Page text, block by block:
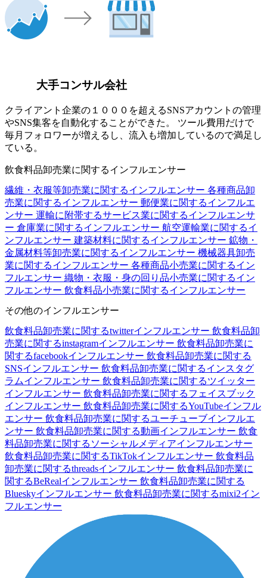
大手コンサル会社
クライアント企業の１０００を超えるSNSアカウントの管理
やSNS集客を自動化することができた。 ツール費用だけで
毎月フォロワーが増えるし、流入も増加しているので満足し
ている。
飲食料品卸売業に関するインフルエンサー
繊維・衣服等卸売業に関するインフルエンサー 各種商品卸
売業に関するインフルエンサー 郵便業に関するインフルエ
ンサー 運輸に附帯するサービス業に関するインフルエンサ
ー 倉庫業に関するインフルエンサー 航空運輸業に関するイ
ンフルエンサー 建築材料に関するインフルエンサー 鉱物・
金属材料等卸売業に関するインフルエンサー 機械器具卸売
業に関するインフルエンサー 各種商品小売業に関するイン
フルエンサー 織物・衣服・身の回り品小売業に関するイン
フルエンサー 飲食料品小売業に関するインフルエンサー
その他のインフルエンサー
飲食料品卸売業に関するtwitterインフルエンサー 飲食料品卸
売業に関するinstagramインフルエンサー 飲食料品卸売業に
関するfacebookインフルエンサー 飲食料品卸売業に関する
SNSインフルエンサー 飲食料品卸売業に関するインスタグ
ラムインフルエンサー 飲食料品卸売業に関するツイッター
インフルエンサー 飲食料品卸売業に関するフェイスブック
インフルエンサー 飲食料品卸売業に関するYouTubeインフル
エンサー 飲食料品卸売業に関するユーチューブインフルエ
ンサー 飲食料品卸売業に関する動画インフルエンサー 飲食
料品卸売業に関するソーシャルメディアインフルエンサー
飲食料品卸売業に関するTikTokインフルエンサー 飲食料品
卸売業に関するthreadsインフルエンサー 飲食料品卸売業に
関するBeRealインフルエンサー 飲食料品卸売業に関する
Blueskyインフルエンサー 飲食料品卸売業に関するmixi2イン
フルエンサー